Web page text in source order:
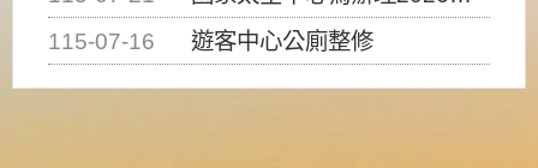
115-07-16
遊客中心公廁整修